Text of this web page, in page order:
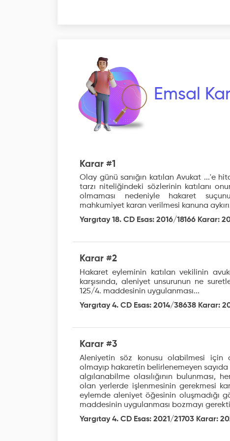
Emsal
Karar #1
Olay günü sanığın katılan Avukat ...'e
tarzı niteliğindeki sözlerinin katılanı
olmaması nedeniyle hakaret
mahkumiyet karan verilmesi kanuna
Yargıtay 18. CD Esas: 2016/18166 Karar:
Karar #2
Hakaret eyleminin katılan vekilinin
karşısında, aleniyet unsurunun ne
125/4. maddesinin uygulanması...
Yargıtay 4. CD Esas: 2014/38638 Karar:
Karar #3
Aleniyetin söz konusu olabilmesi için
olmayıp hakaretin belirlenemeyen
algılanabilme olasılığının bulunması,
olan yerlerde işlenmesinin gerekmesi
eylemde aleniyet öğesinin oluşmadığı
maddesinin uygulanması bozmayı
Yargıtay 4. CD Esas: 2021/21703 Karar: